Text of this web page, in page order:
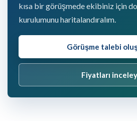
kısa bir görüşmede ekibiniz için
kurulumunu haritalandıralım.
Görüşme talebi
Fiyatları